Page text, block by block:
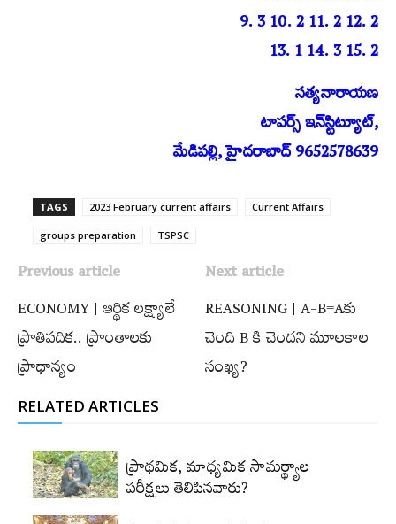
9. 3 10. 2 11. 2 12. 2
13. 1 14. 3 15. 2
సత్యనారాయణ
టాపర్స్‌ ఇన్‌స్టిట్యూట్‌,
మేడిపల్లి, హైదరాబాద్‌ 9652578639
TAGS 2023 February current affairs Current Affairs
groups preparation TSPSC
Previous article
ECONOMY | ఆర్థిక లక్ష్యాలే
ప్రాతిపదిక.. ప్రాంతాలకు
ప్రాధాన్యం
Next article
REASONING | A-B=Aకు
చెంది B కి చెందని మూలకాల
సంఖ్య?
RELATED ARTICLES
ప్రాథమిక, మాధ్యమిక సామర్థ్యాల
పరీక్షలు తెలిపినవారు?